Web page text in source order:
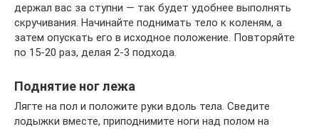
держал вас за ступни — так будет удобнее выполнять
скручивания. Начинайте поднимать тело к коленям, а
затем опускать его в исходное положение. Повторяйте
по 15-20 раз, делая 2-3 подхода.
Поднятие ног лежа
Лягте на пол и положите руки вдоль тела. Сведите
лодыжки вместе, приподнимите ноги над полом на